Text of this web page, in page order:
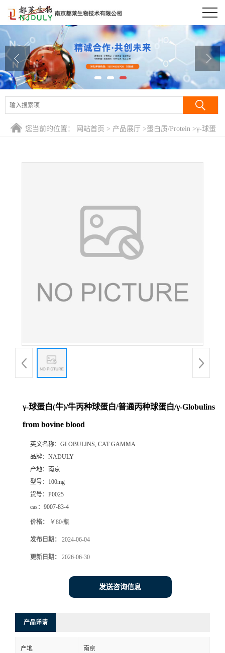
公司首页
公司介绍
公司动态
产品展厅
证书荣誉
您当前的位置： 网站首页 > 产品展厅 >蛋白质/Protein >γ-球蛋
γ-球蛋白(牛)/牛丙种球蛋白/普通丙种球蛋白/γ-Globulins
from bovine blood
英文名称： GLOBULINS, CAT GAMMA
品牌： NADULY
产地： 南京
型号： 100mg
货号： P0025
cas： 9007-83-4
价格： ￥80/瓶
发布日期： 2024-06-04
更新日期： 2026-06-30
发送咨询信息
产品详请
产地 南京